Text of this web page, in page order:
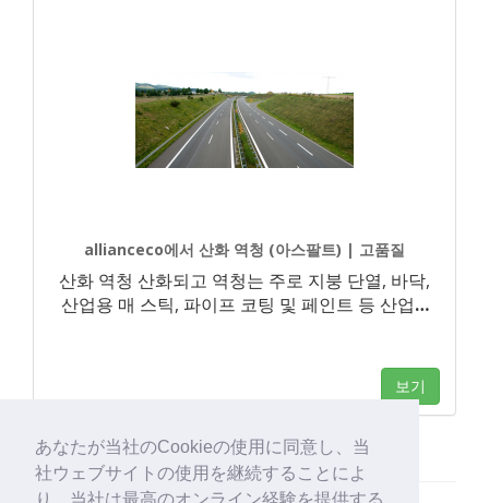
あなたが当社のCookieの使用に同意し、当
社ウェブサイトの使用を継続することによ
allianceco에서 산화 역청 (아스팔트) | 고품질
산화 역청 산화되고 역청는 주로 지붕 단열, 바닥,
산업용 매 스틱, 파이프 코팅 및 페인트 등 산업…
보기